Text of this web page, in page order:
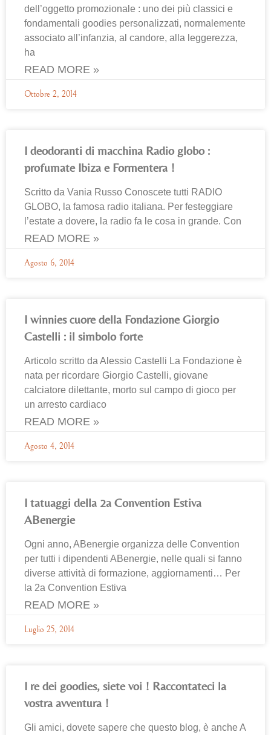
dell’oggetto promozionale : uno dei più classici e
fondamentali goodies personalizzati, normalemente
associato all’infanzia, al candore, alla leggerezza,
ha
READ MORE »
Ottobre 2, 2014
I deodoranti di macchina Radio globo :
profumate Ibiza e Formentera !
Scritto da Vania Russo Conoscete tutti RADIO
GLOBO, la famosa radio italiana. Per festeggiare
l’estate a dovere, la radio fa le cosa in grande. Con
READ MORE »
Agosto 6, 2014
I winnies cuore della Fondazione Giorgio
Castelli : il simbolo forte
Articolo scritto da Alessio Castelli La Fondazione è
nata per ricordare Giorgio Castelli, giovane
calciatore dilettante, morto sul campo di gioco per
un arresto cardiaco
READ MORE »
Agosto 4, 2014
I tatuaggi della 2a Convention Estiva
ABenergie
Ogni anno, ABenergie organizza delle Convention
per tutti i dipendenti ABenergie, nelle quali si fanno
diverse attività di formazione, aggiornamenti… Per
la 2a Convention Estiva
READ MORE »
Luglio 25, 2014
I re dei goodies, siete voi ! Raccontateci la
vostra avventura !
Gli amici, dovete sapere che questo blog, è anche A